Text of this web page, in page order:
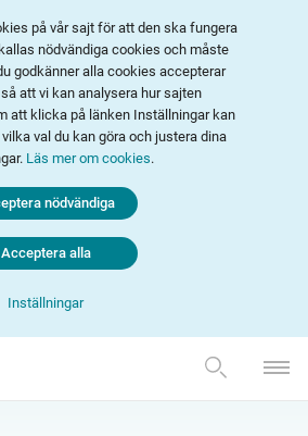
på vår sajt för att den ska fungera
nödvändiga cookies och måste
godkänner alla cookies accepterar
att vi kan analysera hur sajten
att klicka på länken Inställningar kan
val du kan göra och justera dina
Läs mer om cookies.
Inställningar
nödvändiga
Acceptera alla